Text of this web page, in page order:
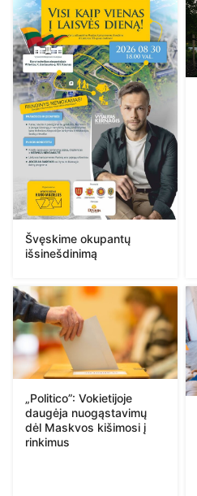
Švęskime okupantų
išsinešdinimą
„Politico”: Vokietijoje
daugėja nuogąstavimų
dėl Maskvos kišimosi į
rinkimus